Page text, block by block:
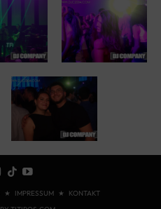
★ IMPRESSUM ★ KONTAKT